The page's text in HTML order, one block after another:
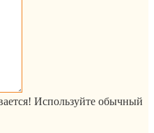
Используйте обычный